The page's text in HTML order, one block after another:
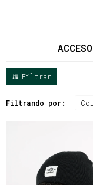
Filtrando por: